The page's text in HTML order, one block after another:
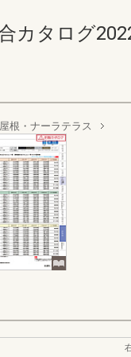
カタログ
根・ナーラテラス